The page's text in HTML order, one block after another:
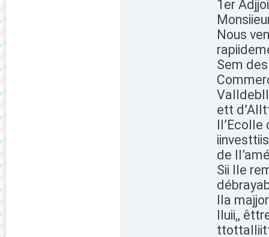
1er
Nous
Sem
ett
ll’Ecolle
de
Sii lle
lla
lluii,,